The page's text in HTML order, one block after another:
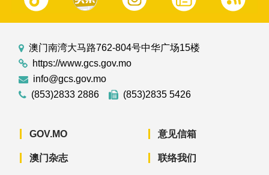
澳门南湾大马路762-804号中华广场15楼
https://www.gcs.gov.mo
info@gcs.gov.mo
(853)2833 2886
(853)2835 5426
GOV.MO
澳门杂志
意见信箱
联络我们